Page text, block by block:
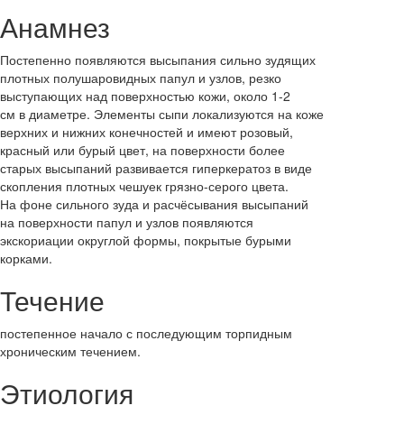
Анамнез
Постепенно появляются высыпания сильно зудящих
плотных полушаровидных папул и узлов, резко
выступающих над поверхностью кожи, около 1-2
см в диаметре. Элементы сыпи локализуются на коже
верхних и нижних конечностей и имеют розовый,
красный или бурый цвет, на поверхности более
старых высыпаний развивается гиперкератоз в виде
скопления плотных чешуек грязно-серого цвета.
На фоне сильного зуда и расчёсывания высыпаний
на поверхности папул и узлов появляются
экскориации округлой формы, покрытые бурыми
корками.
Течение
постепенное начало с последующим торпидным
хроническим течением.
Этиология